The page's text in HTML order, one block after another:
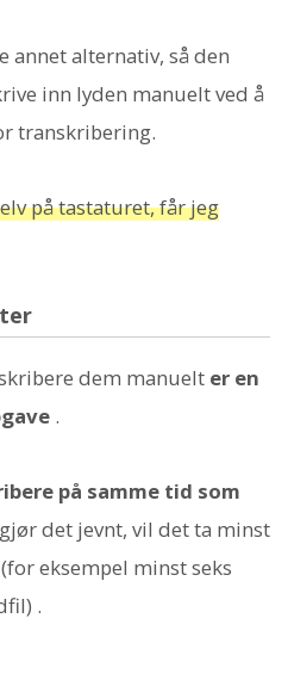
annet alternativ, så den
inn lyden manuelt ved å
transkribering.
på tastaturet, får jeg
dem manuelt er en
.
på samme tid som
det jevnt, vil det ta minst
eksempel minst seks
.